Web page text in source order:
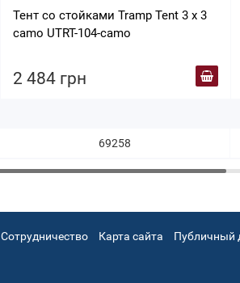
Тент со стойками Tramp Tent 3 х 3
camo UTRT-104-camo
2 484 грн
69258
Сотрудничество Карта сайта Публичный